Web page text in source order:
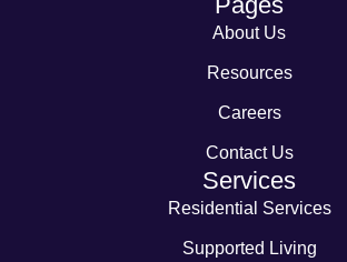
About Us
Resources
Careers
Contact Us
Services
Residential Services
Supported Living